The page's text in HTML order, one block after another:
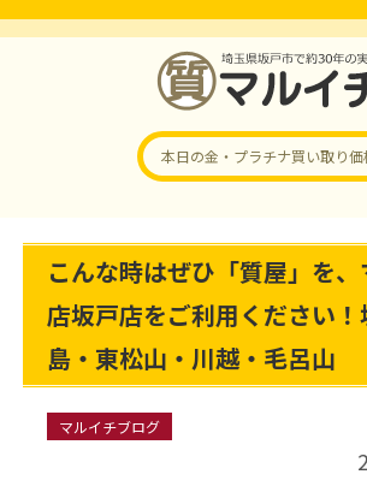
本日の金・プラチナ買い取り価
こんな時はぜひ「質屋」を
店坂戸店をご利用ください！
島・東松山・川越・毛呂山
マルイチブログ